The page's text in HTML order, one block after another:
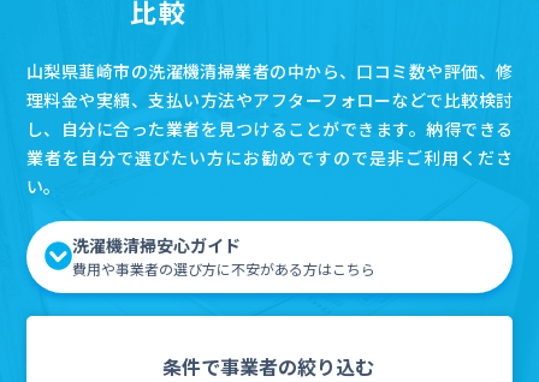
比較
山梨県韮崎市の洗濯機清掃業者の中から、口コミ数や評価、修
理料金や実績、支払い方法やアフターフォローなどで比較検討
し、自分に合った業者を見つけることができます。納得できる
業者を自分で選びたい方にお勧めですので是非ご利用くださ
い。
洗濯機清掃安心ガイド
費用や事業者の選び方に不安がある方はこちら
条件で事業者の絞り込む